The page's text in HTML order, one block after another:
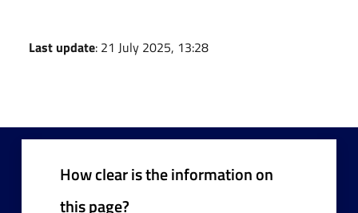
Last update: 21 July 2025, 13:28
How clear is the information on
this page?